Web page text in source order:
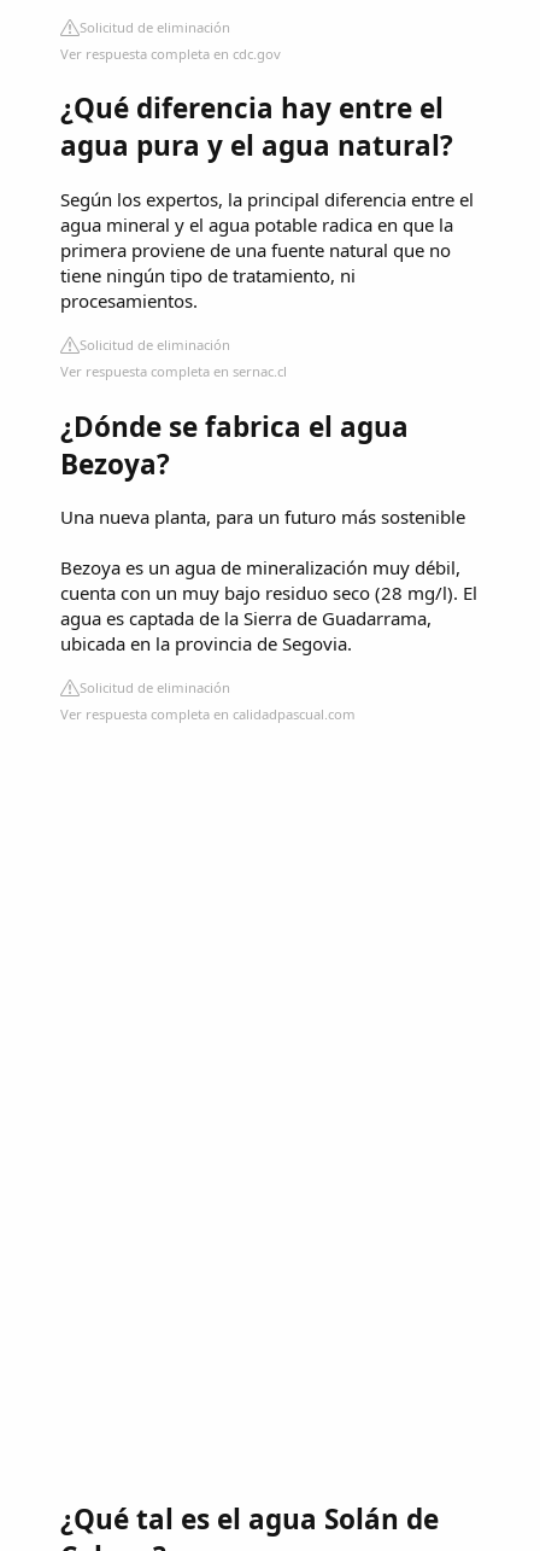
Solicitud de eliminación
Ver respuesta completa en cdc.gov
¿Qué diferencia hay entre el
agua pura y el agua natural?
Según los expertos, la principal diferencia entre el
agua mineral y el agua potable radica en que la
primera proviene de una fuente natural que no
tiene ningún tipo de tratamiento, ni
procesamientos.
Solicitud de eliminación
Ver respuesta completa en sernac.cl
¿Dónde se fabrica el agua
Bezoya?
Una nueva planta, para un futuro más sostenible
Bezoya es un agua de mineralización muy débil,
cuenta con un muy bajo residuo seco (28 mg/l). El
agua es captada de la Sierra de Guadarrama,
ubicada en la provincia de Segovia.
Solicitud de eliminación
Ver respuesta completa en calidadpascual.com
¿Qué tal es el agua Solán de